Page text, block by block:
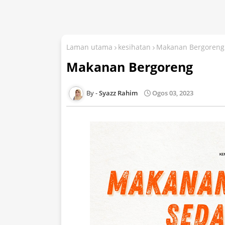
Laman utama kesihatan Makanan Bergoreng
Makanan Bergoreng
Syazz Rahim Ogos 03, 2023